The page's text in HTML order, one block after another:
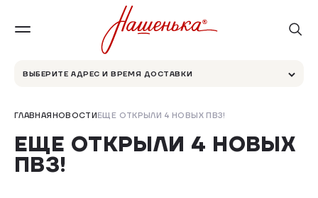
ВЫБЕРИТЕ АДРЕС И ВРЕМЯ ДОСТАВКИ
ГЛАВНАЯНОВОСТИЕЩЕ ОТКРЫЛИ 4 НОВЫХ ПВЗ!
ЕЩЕ ОТКРЫЛИ 4 НОВЫХ
ПВЗ!